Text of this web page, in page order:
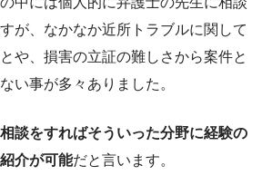
が、なかなか近所トラブルに関して
や、損害の立証の難しさから案件と
い事が多々ありました。
談をすればそういった分野に経験の
介が可能だと言います。